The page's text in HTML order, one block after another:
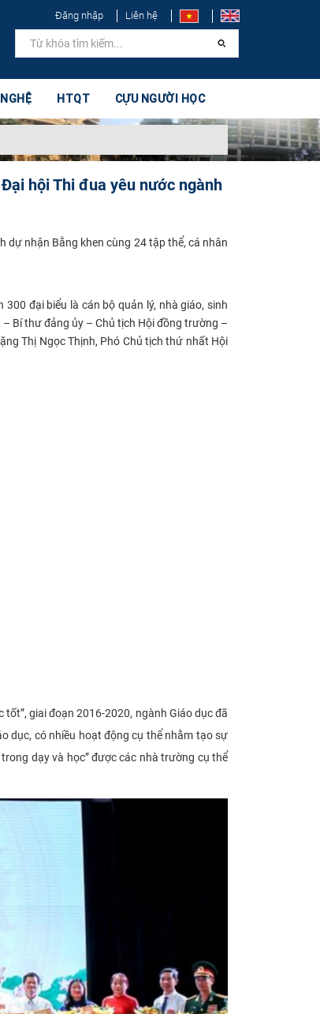
Đăng nhập Liên hệ
HTQT CỰU NGƯỜI HỌC
hội Thi đua yêu nước ngành
dự nhận Bằng khen cùng 24 tập thể, cá nhân
đại biểu là cán bộ quản lý, nhà giáo, sinh
– Bí thư đảng ủy – Chủ tịch Hội đồng trường –
Thị Ngọc Thịnh, Phó Chủ tịch thứ nhất Hội
giai đoạn 2016-2020, ngành Giáo dục đã
dục, có nhiều hoạt động cụ thể nhằm tạo sự
dạy và học” được các nhà trường cụ thể